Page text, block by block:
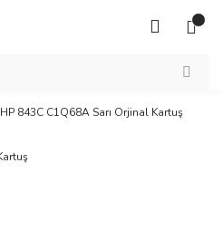
HP 843C C1Q68A Sarı Orjinal Kartuş